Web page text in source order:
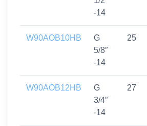
-14
W90AOB10HB
G
5/8″
-14
25
W90AOB12HB
G
3/4″
-14
27